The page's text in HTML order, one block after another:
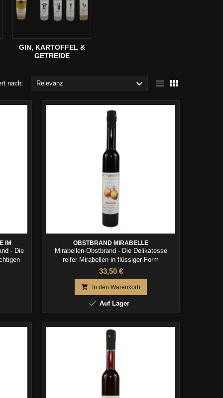
GIN, KARTOFFEL &
GETREIDE
nach: Relevanz   
IM
- Die
OBSTBRAND MIRABELLE
Mirabellen-Obstbrand - Die Delikatesse
reifer Mirabellen in flüssiger Form
33,50 €
 In den Warenkorb
 Auf Lager